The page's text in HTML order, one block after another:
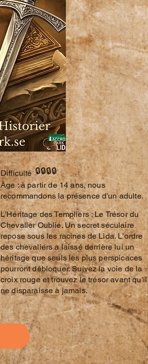
Difficulté🔒🔒🔒🔒
​Âge : à partir de 14 ans, nous
recommandons la présence d'un adulte.
L'Héritage des Templiers : Le Trésor du
Chevalier Oublié. Un secret séculaire
repose sous les racines de Lida. L'ordre
des chevaliers a laissé derrière lui un
héritage que seuls les plus perspicaces
pourront débloquer. Suivez la voie de la
croix rouge et trouvez le trésor avant qu'il
ne disparaisse à jamais.